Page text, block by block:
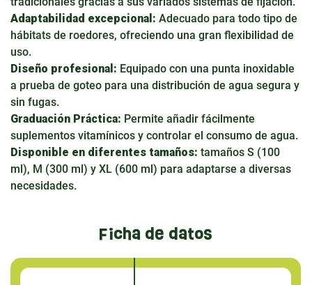
Adaptabilidad excepcional: Adecuado para todo tipo de
hábitats de roedores, ofreciendo una gran flexibilidad de
uso.
Diseño profesional: Equipado con una punta inoxidable
a prueba de goteo para una distribución de agua segura y
sin fugas.
Graduación Práctica: Permite añadir fácilmente
suplementos vitamínicos y controlar el consumo de agua.
Disponible en diferentes tamaños: tamaños S (100
ml), M (300 ml) y XL (600 ml) para adaptarse a diversas
necesidades.
Ficha de datos